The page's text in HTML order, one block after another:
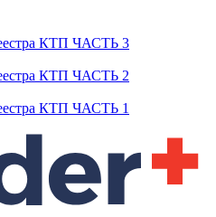
КТП ЧАСТЬ 3
КТП ЧАСТЬ 2
КТП ЧАСТЬ 1